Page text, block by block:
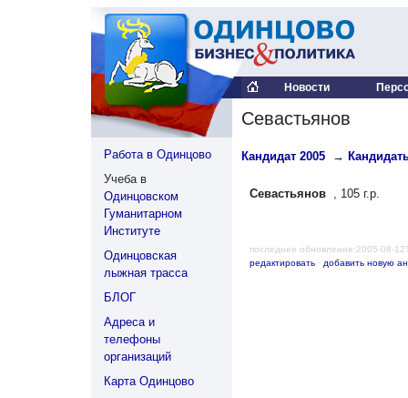
Новости
Работа в Одинцово
Учеба в
Одинцовском
Гуманитарном
Институте
Одинцовская
лыжная трасса
БЛОГ
Адреса и
телефоны
организаций
Карта Одинцово
Севастьянов
Кандидат 2005 →
Севастьянов , 105 г.р.
последнее обновление:2005-08-
редактировать · добавить новую